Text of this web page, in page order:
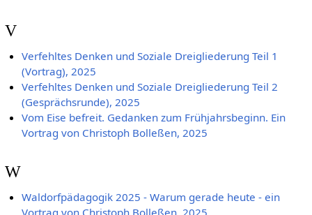
V
Verfehltes Denken und Soziale Dreigliederung Teil 1
(Vortrag), 2025
Verfehltes Denken und Soziale Dreigliederung Teil 2
(Gesprächsrunde), 2025
Vom Eise befreit. Gedanken zum Frühjahrsbeginn. Ein
Vortrag von Christoph Bolleßen, 2025
W
Waldorfpädagogik 2025 - Warum gerade heute - ein
Vortrag von Christoph Bolleßen, 2025